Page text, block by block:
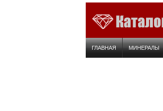
ГЛАВНАЯ МИНЕРАЛЫ